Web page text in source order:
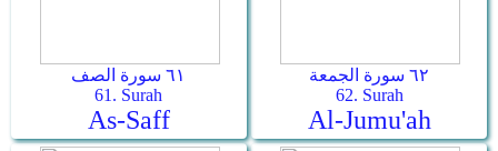
٦١ سورة الصف
61. Surah
As-Saff
٦٢ سورة الجمعة
62. Surah
Al-Jumu'ah